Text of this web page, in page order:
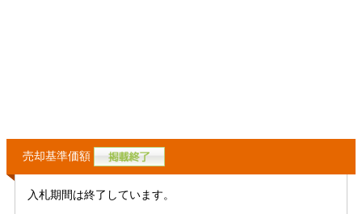
売却基準価額
入札期間は終了しています。